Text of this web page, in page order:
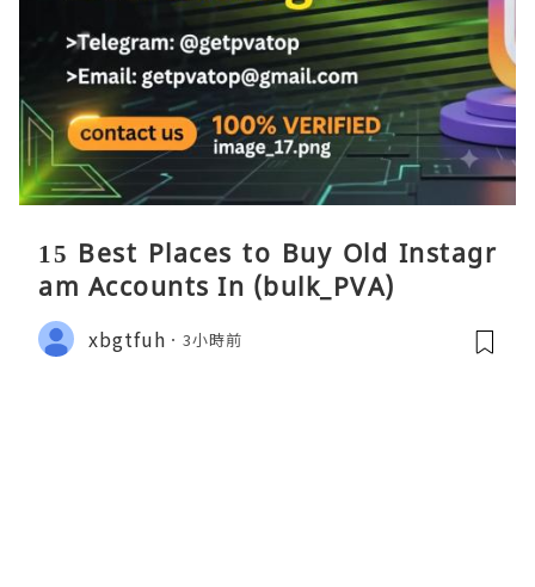
15 Best Places to Buy Old Instagr
am Accounts In (bulk_PVA)
xbgtfuh 3小時前